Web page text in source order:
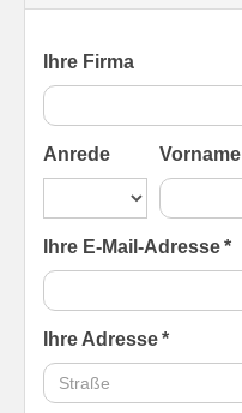
Ihre Firma
Anrede Vorname
Ihre E-Mail-Adresse *
Ihre Adresse *